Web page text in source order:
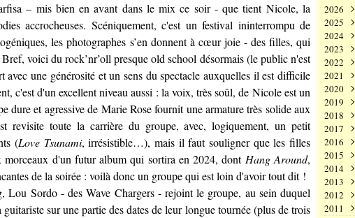
– mis bien en avant dans le mix ce soir - que tient Nicole, la
accrocheuses. Scéniquement, c'est un festival ininterrompu de
les photographes s’en donnent à cœur joie - des filles, qui
voici du rock’nr’oll presque old school désormais (le public n'est
avec une générosité et un sens du spectacle auxquelles il est difficile
c'est d'un excellent niveau aussi : la voix, très soûl, de Nicole est un
dure et agressive de Marie Rose fournit une armature très solide aux
revisite toute la carrière du groupe, avec, logiquement, un petit
(Love Tsunami, irrésistible…), mais il faut souligner que les filles
morceaux d'un futur album qui sortira en 2024, dont Hang Around,
de la soirée : voilà donc un groupe qui est loin d'avoir tout dit !
Lou Sordo - des Wave Chargers - rejoint le groupe, au sein duquel
sur une partie des dates de leur longue tournée (plus de trois
2026
Août
Juillet
Juin
Mai
Avril
Mars
2025
Août
Juillet
Juin
Mai
Avril
Mars
2024
Août
Juillet
Juin
Mai
Avril
Mars
2023
Août
Juillet
Juin
Mai
Avril
Mars
2022
Août
Juillet
Juin
Mai
Avril
Mars
2021
Août
Juillet
Juin
Mai
Avril
Mars
2020
Août
Juillet
Juin
Mai
Avril
2019
Août
Juillet
Juin
Mai
2018
Août
Juillet
Juin
2017
Août
Juillet
2016
Août
2015
2014
2013
2012
2011